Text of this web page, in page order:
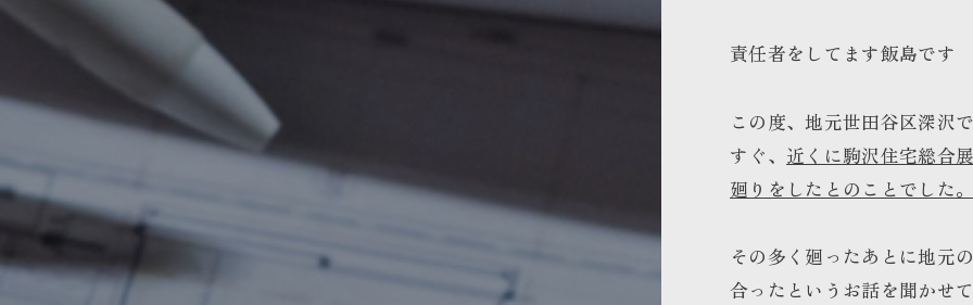
責任者をしてます飯島です
この度、地元世田谷区深沢
すぐ、 近くに駒沢住宅総合
廻りをしたとのことでした。
その多く廻ったあとに地元
合ったというお話を聞かせ